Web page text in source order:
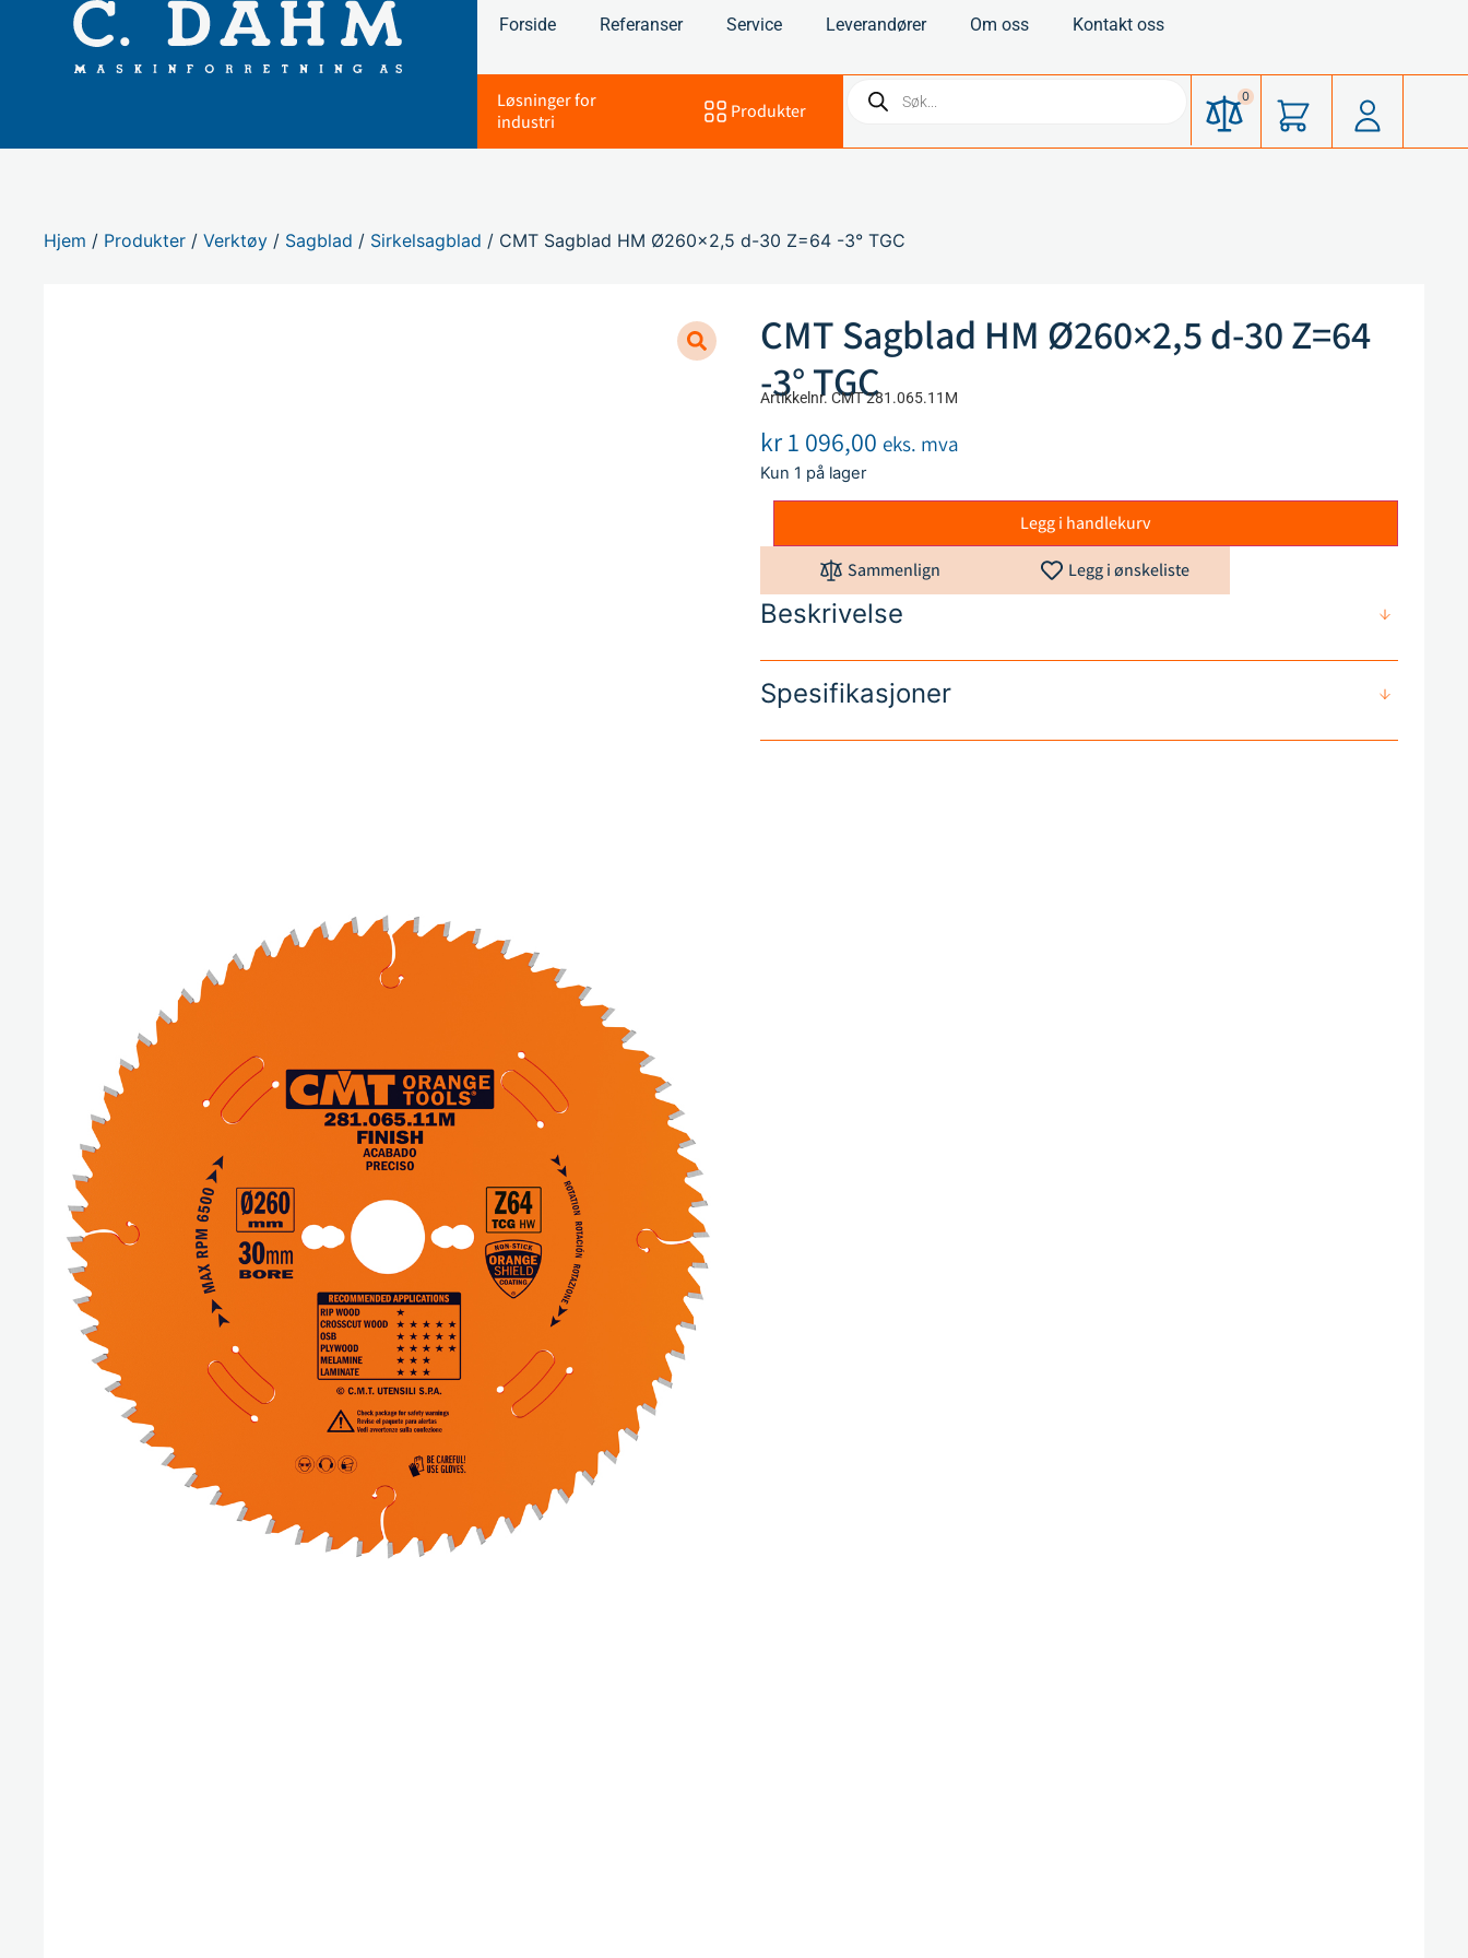
Forside Referanser Service Leverandører Om oss Kontakt oss
Løsninger for
industri
Produkter
0
Hjem / Produkter /Verktøy / Sagblad / Sirkelsagblad / CMT Sagblad HM Ø260×2,5 d-30 Z=64 -3° TGC
CMT Sagblad HM Ø260×2,5 d-30 Z=64
-3° TGC
Artikkelnr. CMT 281.065.11M
kr1 096,00 eks. mva
Kun 1 på lager
Legg i handlekurv
Sammenlign Legg i ønskeliste
Beskrivelse
Spesifikasjoner